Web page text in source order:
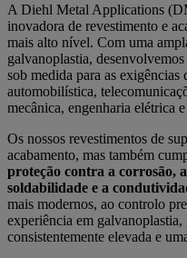
A Diehl Metal Applications
inovadora de revestimento e
mais alto nível. Com uma
galvanoplastia,
sob medida para as exigências
automobilística,
mecânica, engenharia elétrica
Os nossos revestimentos de
acabamento, mas também
proteção contra a corrosão,
soldabilidade e a
mais modernos, ao controlo
experiência em
consistentemente elevada e